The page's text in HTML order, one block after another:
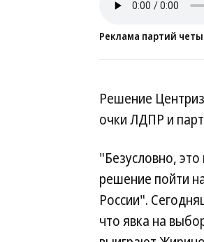
Реклама партий
Решение
очки ЛДПР и
"Безусловно,
решение пойти
России".
что явка на